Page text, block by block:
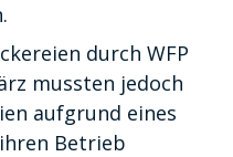
durch WFP
mussten jedoch
aufgrund eines
Betrieb